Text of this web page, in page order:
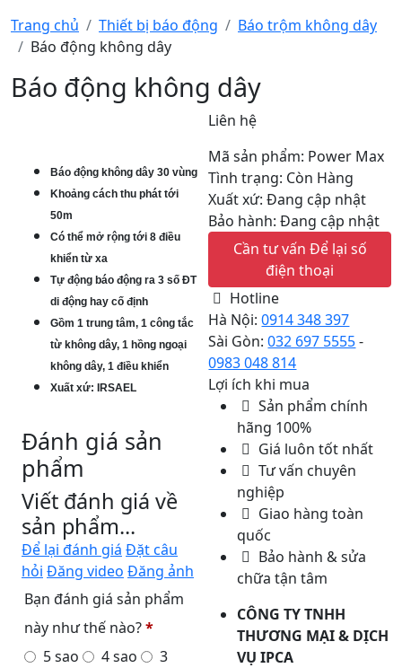
Trang chủ Thiết bị báo động
Báo trộm không dây
Báo động không dây
Báo động không dây
Liên hệ
Mã sản phẩm: Power Max
Tình trạng: Còn Hàng
Xuất xứ: Đang cập nhật
Bảo hành: Đang cập nhật
Cần tư vấn Để lại số
điện thoại
Hotline
Hà Nội:0914 348 397
Sài Gòn:032 697 5555-
0983 048 814
Lợi ích khi mua
Sản phẩm chính
hãng 100%
Giá luôn tốt nhất
Tư vấn chuyên
nghiệp
Giao hàng toàn
quốc
Bảo hành & sửa
chữa tận tâm
CÔNG TY TNHH
THƯƠNG MẠI & DỊCH
VỤ IPCA
Báo động không dây 30 vùng
Khoảng cách thu phát tới
50m
Có thể mở rộng tới 8 điều
khiển từ xa
Tự động báo động ra 3 số ĐT
di động hay cố định
Gồm 1 trung tâm, 1 công tắc
từ không dây, 1 hồng ngoại
không dây, 1 điều khiển
Xuất xứ: IRSAEL
Đánh giá sản
phẩm
Viết đánh giá về
sản phẩm...
Để lại đánh giá Đặt câu
hỏi Đăng video Đăng ảnh
Bạn đánh giá sản phẩm
này như thế nào?*
5 sao
4 sao
3